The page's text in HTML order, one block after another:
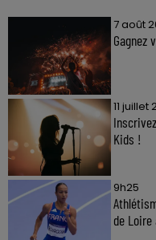
7 août
Gagnez
11 juillet
Kids !
9h25
de Loire